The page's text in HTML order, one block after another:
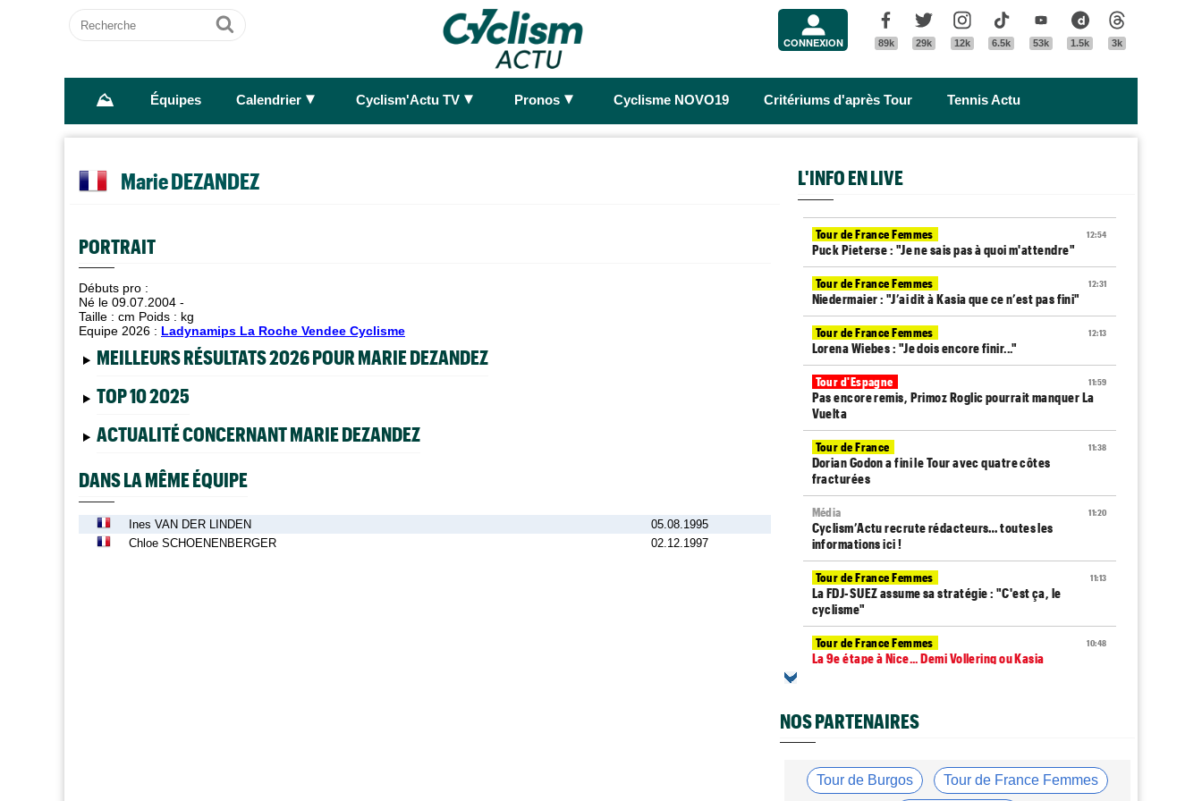
Recherche
Ok CONNEXION
Facebook
89k
Twitter
29k
Instagram
12k
Tik Tok
6.5k
Youtube
53k
Dailymotion
1.5k 3k
⛰ Équipes Calendrier ► Cyclism'Actu TV ► Pronos ► Cyclisme NOVO19 Critériums d'après Tour Tennis Actu
Marie DEZANDEZ
PORTRAIT
Débuts pro :
Né le 09.07.2004 -
Taille : cm Poids : kg
Equipe 2026 : Ladynamips La Roche Vendee Cyclisme
MEILLEURS RÉSULTATS 2026 POUR MARIE DEZANDEZ
TOP 10 2025
ACTUALITÉ CONCERNANT MARIE DEZANDEZ
DANS LA MÊME ÉQUIPE
Ines VAN DER LINDEN
05.08.1995
Chloe SCHOENENBERGER
02.12.1997
L'INFO EN LIVE
12:54
Tour de France Femmes
Puck Pieterse : "Je ne sais pas à quoi m'attendre"
12:31
Tour de France Femmes
Niedermaier : "J’ai dit à Kasia que ce n’est pas fini"
12:13
Tour de France Femmes
Lorena Wiebes : "Je dois encore finir..."
11:59
Tour d'Espagne
Pas encore remis, Primoz Roglic pourrait manquer La
Vuelta
11:38
Tour de France
Dorian Godon a fini le Tour avec quatre côtes
fracturées
11:20
Média
Cyclism’Actu recrute rédacteurs… toutes les
informations ici !
11:13
Tour de France Femmes
La FDJ-SUEZ assume sa stratégie : "C'est ça, le
cyclisme"
10:48
Tour de France Femmes
La 9e étape à Nice... Demi Vollering ou Kasia
L'abonnement à Cyclism'Actu sans pub ni pop up :
9,99€ pour 1 an
10:19
Tour de France Femmes
Lilan Calmejane : "Ferrand-Prévot raconte des
NOS PARTENAIRES
Tour de Burgos Tour de France Femmes